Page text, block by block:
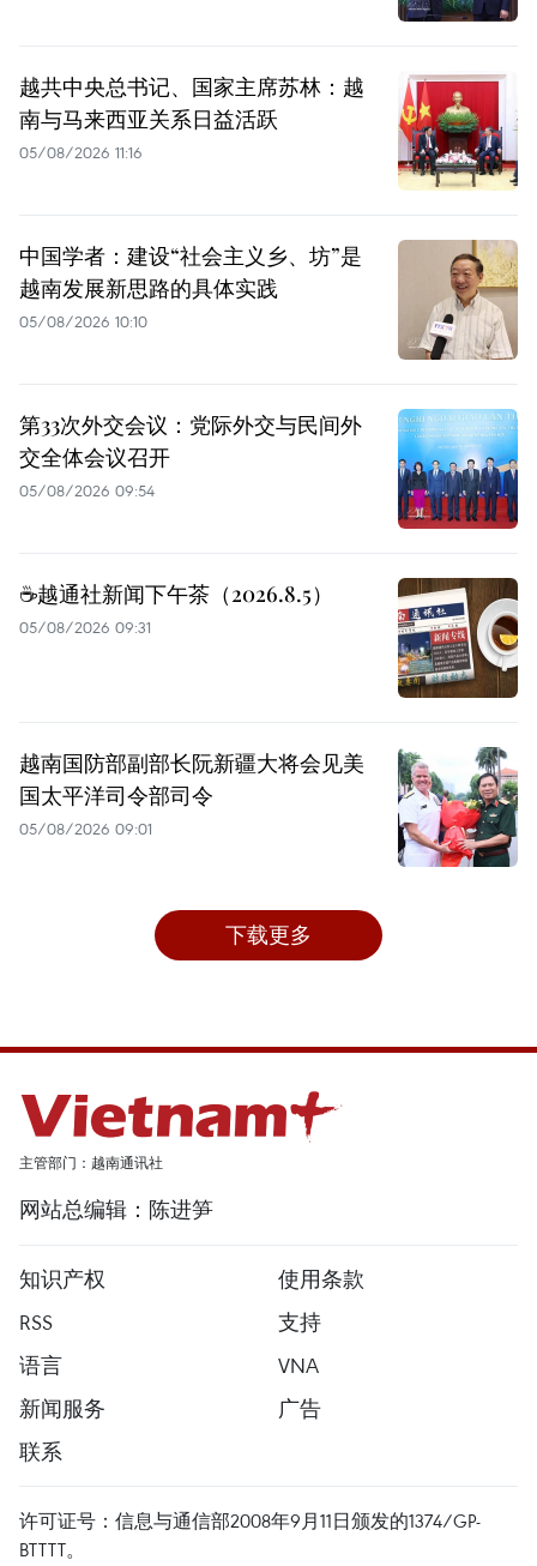
越共中央总书记、国家主席苏林：越
南与马来西亚关系日益活跃
05/08/2026 11:16
中国学者：建设“社会主义乡、坊”是
越南发展新思路的具体实践
05/08/2026 10:10
第33次外交会议：党际外交与民间外
交全体会议召开
05/08/2026 09:54
☕️越通社新闻下午茶（2026.8.5）
05/08/2026 09:31
越南国防部副部长阮新疆大将会见美
国太平洋司令部司令
05/08/2026 09:01
下载更多
主管部门：越南通讯社
网站总编辑：陈进笋
知识产权
使用条款
RSS
支持
语言
VNA
新闻服务
广告
联系
许可证号：信息与通信部2008年9月11日颁发的1374/GP-
BTTTT。